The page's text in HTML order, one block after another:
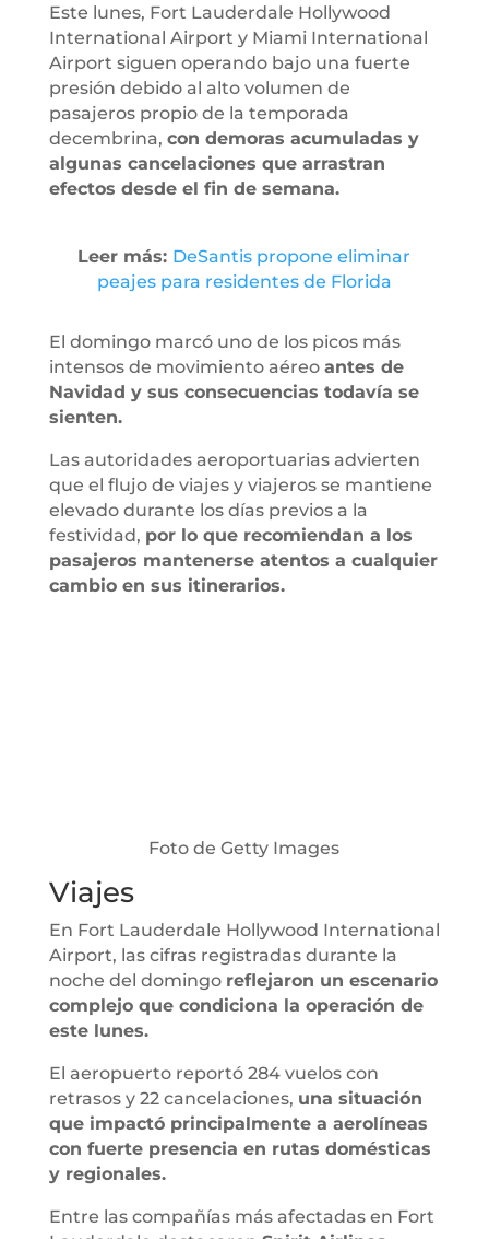
Este lunes, Fort Lauderdale Hollywood
International Airport y Miami International
Airport siguen operando bajo una fuerte
presión debido al alto volumen de
pasajeros propio de la temporada
decembrina, con demoras acumuladas y
algunas cancelaciones que arrastran
efectos desde el fin de semana.
Leer más: DeSantis propone eliminar
peajes para residentes de Florida
El domingo marcó uno de los picos más
intensos de movimiento aéreo antes de
Navidad y sus consecuencias todavía se
sienten.
Las autoridades aeroportuarias advierten
que el flujo de viajes y viajeros se mantiene
elevado durante los días previos a la
festividad, por lo que recomiendan a los
pasajeros mantenerse atentos a cualquier
cambio en sus itinerarios.
Foto de Getty Images
Viajes
En Fort Lauderdale Hollywood International
Airport, las cifras registradas durante la
noche del domingo reflejaron un escenario
complejo que condiciona la operación de
este lunes.
El aeropuerto reportó 284 vuelos con
retrasos y 22 cancelaciones, una situación
que impactó principalmente a aerolíneas
con fuerte presencia en rutas domésticas
y regionales.
Entre las compañías más afectadas en Fort